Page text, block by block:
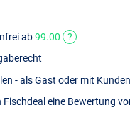
ab99.00
?
- als Gast oder mit
Fischdeal eine Bewertung